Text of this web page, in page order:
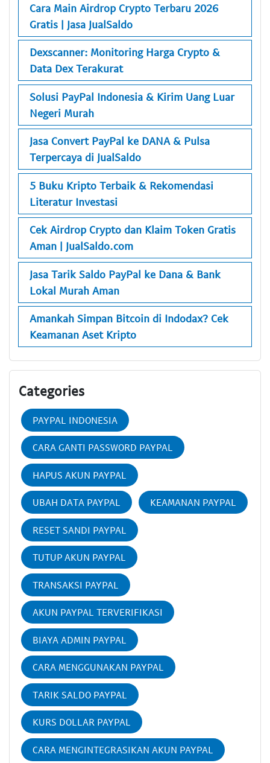
Cara Main Airdrop Crypto Terbaru 2026
Gratis | Jasa JualSaldo
Dexscanner: Monitoring Harga Crypto &
Data Dex Terakurat
Solusi PayPal Indonesia & Kirim Uang Luar
Negeri Murah
Jasa Convert PayPal ke DANA & Pulsa
Terpercaya di JualSaldo
5 Buku Kripto Terbaik & Rekomendasi
Literatur Investasi
Cek Airdrop Crypto dan Klaim Token Gratis
Aman | JualSaldo.com
Jasa Tarik Saldo PayPal ke Dana & Bank
Lokal Murah Aman
Amankah Simpan Bitcoin di Indodax? Cek
Keamanan Aset Kripto
Categories
PAYPAL INDONESIA
CARA GANTI PASSWORD PAYPAL
HAPUS AKUN PAYPAL
UBAH DATA PAYPAL KEAMANAN PAYPAL
RESET SANDI PAYPAL
TUTUP AKUN PAYPAL
TRANSAKSI PAYPAL
AKUN PAYPAL TERVERIFIKASI
BIAYA ADMIN PAYPAL
CARA MENGGUNAKAN PAYPAL
TARIK SALDO PAYPAL
KURS DOLLAR PAYPAL
CARA MENGINTEGRASIKAN AKUN PAYPAL